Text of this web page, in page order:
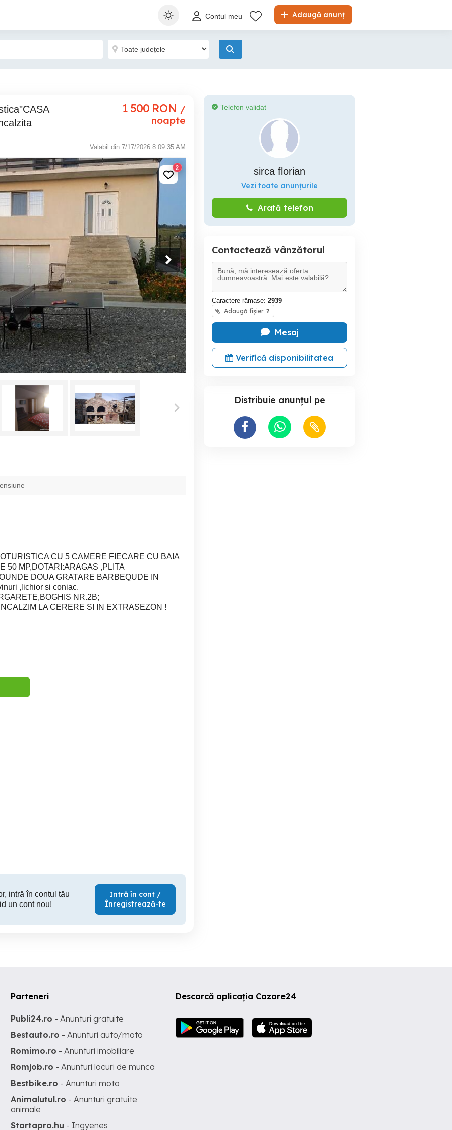
Adaugă anunț
Contul meu
1 500 RON /
noapte
Valabil din 7/17/2026 8:09:35 AM
2
CU 5 CAMERE FIECARE CU BAIA
50 MP,DOTARI:ARAGAS ,PLITA
DOUA GRATARE BARBEQUDE IN
,lichior si coniac.
NR.2B;
LA CERERE SI IN EXTRASEZON !
intră în contul tău
un cont nou!
Intră în cont /
Înregistrează-te
Telefon validat
sirca florian
Vezi toate anunțurile
Arată telefon
Contactează vânzătorul
Caractere rămase: 2939
Adaugă fișier ?
Mesaj
Verifică disponibilitatea
Distribuie anunțul pe
Descarcă aplicația Cazare24
Parteneri
Publi24.ro - Anunturi gratuite
Bestauto.ro - Anunturi auto/moto
Romimo.ro - Anunturi imobiliare
Romjob.ro - Anunturi locuri de munca
Bestbike.ro - Anunturi moto
Animalutul.ro - Anunturi gratuite
animale
Startapro.hu - Ingyenes